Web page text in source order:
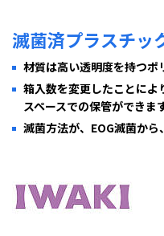
滅菌済プラスチッ
材質は高い透明度を持つポ
箱入数を変更したことによ
スペースでの保管ができます
滅菌方法が、EOG滅菌から